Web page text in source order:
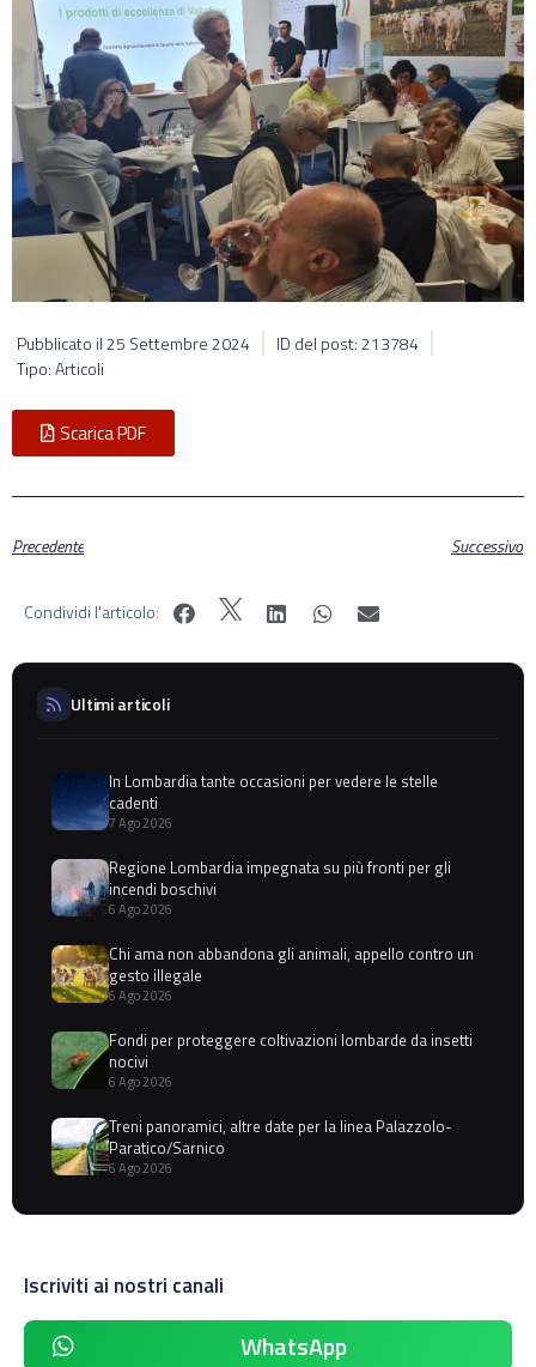
Pubblicato il25 Settembre 2024
ID del post: 213784
Tipo: Articoli
Scarica PDF
Precedente Successivo
Condividi l'articolo:
Ultimi articoli
In Lombardia tante occasioni per vedere le stelle
cadenti
7 Ago 2026
Regione Lombardia impegnata su più fronti per gli
incendi boschivi
6 Ago 2026
Chi ama non abbandona gli animali, appello contro un
gesto illegale
6 Ago 2026
Fondi per proteggere coltivazioni lombarde da insetti
nocivi
6 Ago 2026
Treni panoramici, altre date per la linea Palazzolo-
Paratico/Sarnico
6 Ago 2026
Iscriviti ai nostri canali
WhatsApp